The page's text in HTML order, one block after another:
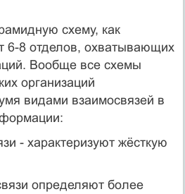
схему, как
6-8 отделов, охватывающих
Вообще все схемы
организаций
видами взаимосвязей в
- характеризуют жёсткую
определяют более